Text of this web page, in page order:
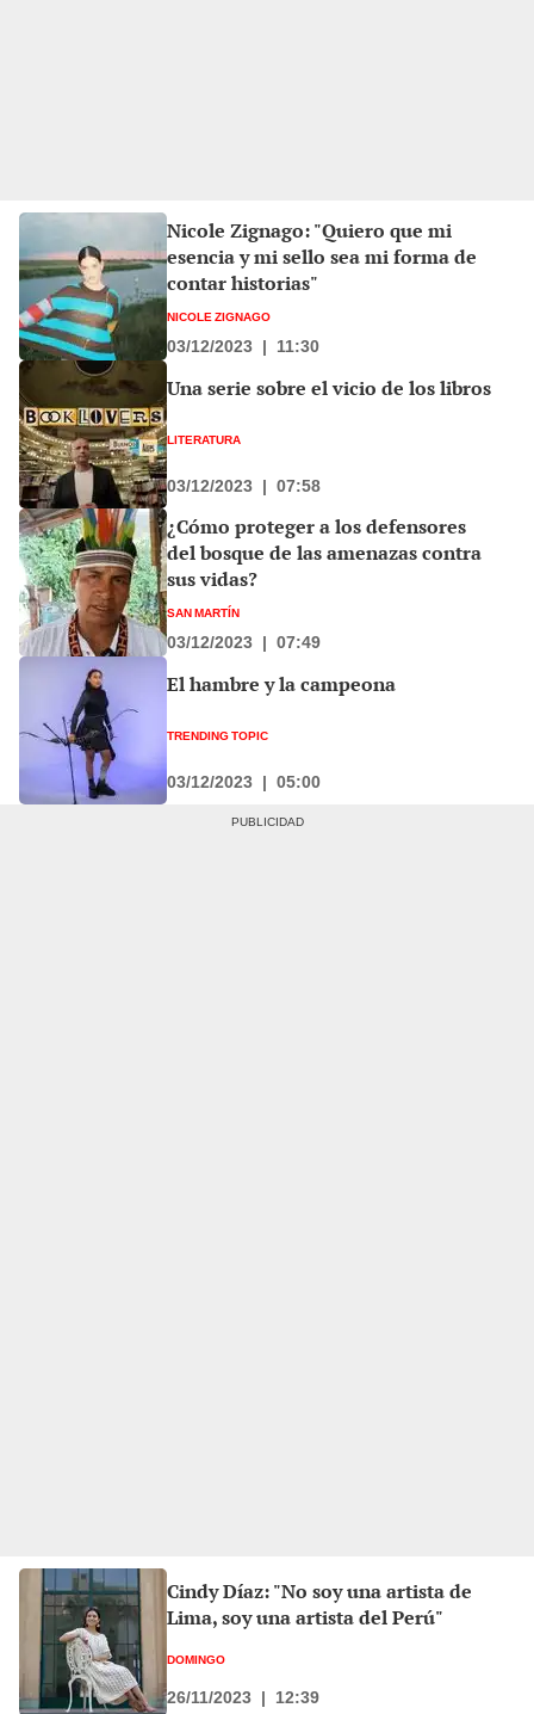
Nicole Zignago: "Quiero que mi
esencia y mi sello sea mi forma de
contar historias"
NICOLE ZIGNAGO
03/12/2023 | 11:30
Una serie sobre el vicio de los libros
LITERATURA
03/12/2023 | 07:58
¿Cómo proteger a los defensores
del bosque de las amenazas contra
sus vidas?
SAN MARTÍN
03/12/2023 | 07:49
El hambre y la campeona
TRENDING TOPIC
03/12/2023 | 05:00
Cindy Díaz: "No soy una artista de
Lima, soy una artista del Perú"
DOMINGO
26/11/2023 | 12:39